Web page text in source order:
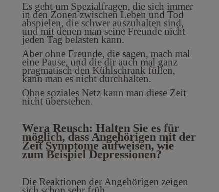
Es geht um Spezialfragen, die sich immer
in den Zonen zwischen Leben und Tod
abspielen, die schwer auszuhalten sind,
und mit denen man seine Freunde nicht
jeden Tag belasten kann.
Aber ohne Freunde, die sagen, mach mal
eine Pause, und die dir auch mal ganz
pragmatisch den Kühlschrank füllen,
kann man es nicht durchhalten.
Ohne soziales Netz kann man diese Zeit
nicht überstehen.
Wera Reusch: Halten Sie es für
möglich, dass Angehörigen mit der
Zeit Symptome aufweisen, wie
zum Beispiel Depressionen?
Die Reaktionen der Angehörigen zeigen